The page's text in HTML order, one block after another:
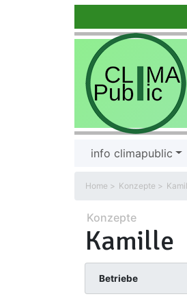
info climapublic
Home Konzepte
Konzepte
Kamille
Betriebe